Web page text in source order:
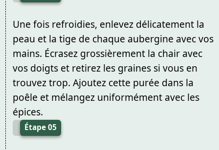
Une fois refroidies, enlevez délicatement la
peau et la tige de chaque aubergine avec vos
mains. Écrasez grossièrement la chair avec
vos doigts et retirez les graines si vous en
trouvez trop. Ajoutez cette purée dans la
poêle et mélangez uniformément avec les
épices.
Étape 05